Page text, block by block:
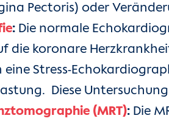
Pectoris) oder
: Die normale
die koronare
eine Stress-
Diese
(MRT): Die